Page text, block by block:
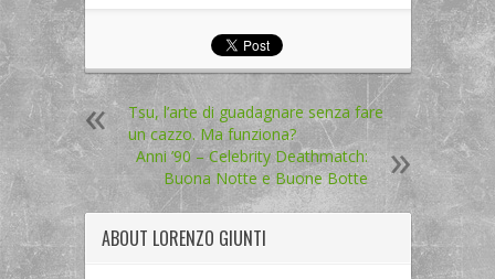
Tsu, l’arte di guadagnare senza fare
un cazzo. Ma funziona?
Anni ’90 – Celebrity Deathmatch:
Buona Notte e Buone Botte
ABOUT LORENZO GIUNTI